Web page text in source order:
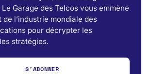
Le Garage des Telcos vous emmène
de l’industrie mondiale des
pour décrypter les
stratégies.
S'ABONNER